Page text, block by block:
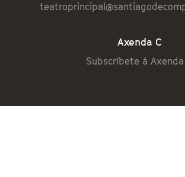
Axenda C
Subscríbete á Axenda